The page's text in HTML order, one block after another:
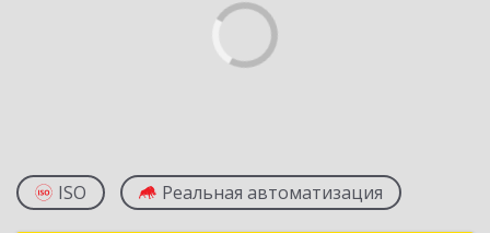
ISO Реальная автоматизация